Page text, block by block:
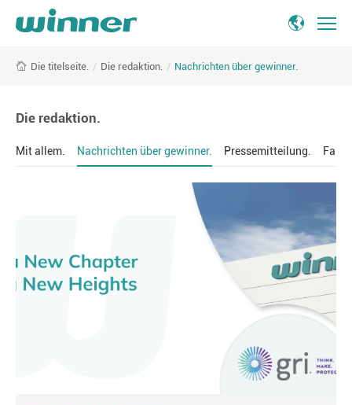
über
Winner
Die titelseite. / Die redaktion. / Nachrichten über gewinner.
Die redaktion.
Mit allem. Nachrichten über gewinner. Pressemitteilung.